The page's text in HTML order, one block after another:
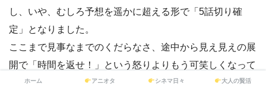
し、いや、むしろ予想を遥かに超える形で「5話切り確
定」となりました。
ここまで見事なまでのくだらなさ、途中から見え見えの展
開で「時間を返せ！」という怒りよりもう可笑しくなって
しまい、そういう意味では、記憶に残る「いい5話切り」
ホーム アニオタ シネマ日々 大人の賢活